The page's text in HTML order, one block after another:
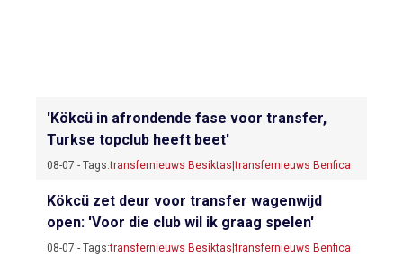
'Kökcü in afrondende fase voor transfer,
Turkse topclub heeft beet'
08-07 - Tags:transfernieuws Besiktas |transfernieuws Benfica
Kökcü zet deur voor transfer wagenwijd
open: 'Voor die club wil ik graag spelen'
08-07 - Tags:transfernieuws Besiktas |transfernieuws Benfica